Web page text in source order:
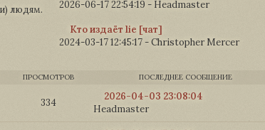
людям.
2026-06-17 22:54:19 - Headmaster
Кто издаёт lie [чат]
2024-03-17 12:45:17 -Christopher Mercer
ПРОСМОТРОВ ПОСЛЕДНЕЕ СООБЩЕНИЕ
334
2026-04-03 23:08:04
Headmaster